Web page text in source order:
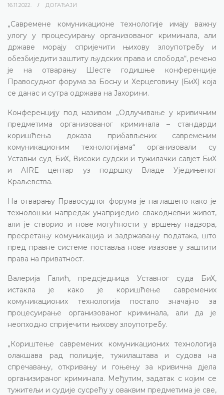
16.11.2022. ДОГАЂАЈИ
„Савремене комуникационе технологије имају важну
улогу у процесуирању организованог криминала, али
државе морају спријечити њихову злоупотребу и
обезбиједити заштиту људских права и слобода“, речено
је на отварању Шесте годишње конференције
Правосудног форума за Босну и Херцеговину (БиХ) која
се данас и сутра одржава на Јахорини.
Конференцију под називом „Одлучивање у кривичним
предметима организованог криминала – стандарди
коришћења доказа прибављених савременим
комуникационим технологијама“ организовали су
Уставни суд БиХ, Високи судски и тужилачки савјет БиХ
и AIRE центар уз подршку Владе Уједињеног
Краљевства.
На отварању Правосудног форума је наглашено како је
технолошки напредак унаприједио свакодневни живот,
али је створио и нове могућности у вршењу надзора,
пресретању комуникација и задржавању података, што
пред правне системе поставља нове изазове у заштити
права на приватност.
Валерија Галић, предсједница Уставног суда БиХ,
истакла је како је коришћење савремених
комуникационих технологија постало значајно за
процесуирање организованог криминала, али да је
неопходно спријечити њихову злоупотребу.
„Кориштење савремених комуникационих технологија
олакшава рад полиције, тужилаштава и судова на
спречавању, откривању и гоњењу за кривична дјела
организираног криминала. Међутим, задатак с којим се
тужитељи и судије сусрећу у оваквим предметима је све,